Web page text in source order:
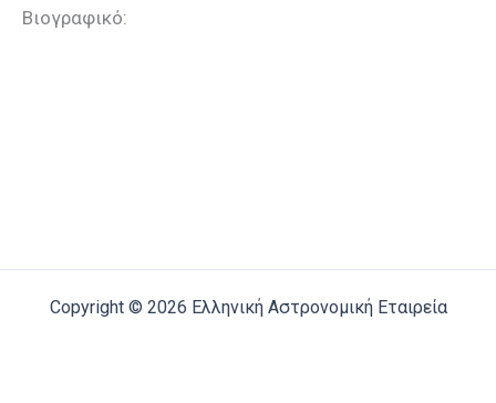
Βιογραφικό:
Copyright © 2026 Ελληνική Αστρονομική Εταιρεία